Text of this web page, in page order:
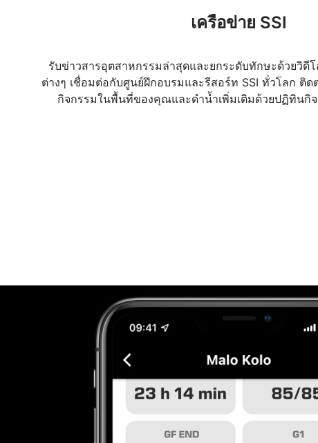
เครือข่าย SSI
รับข่าวสารอุตสาหกรรมล่าสุดและยกระดับทักษะด้วยวิดี
ต่างๆ เชื่อมต่อกับศูนย์ฝึกอบรมและรีสอร์ท SSI ทั่วโลก ติด
กิจกรรมในพื้นที่ของคุณและดำน้ำเพิ่มเติมด้วยปฏิทินกิ